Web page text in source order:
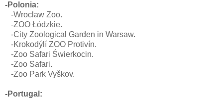
-Polonia:
-Wroclaw Zoo.
-ZOO Łódzkie.
-City Zoological Garden in Warsaw.
-Krokodýlí ZOO Protivín.
-Zoo Safari Świerkocin.
-Zoo Safari.
-Zoo Park Vyškov.
-Portugal: